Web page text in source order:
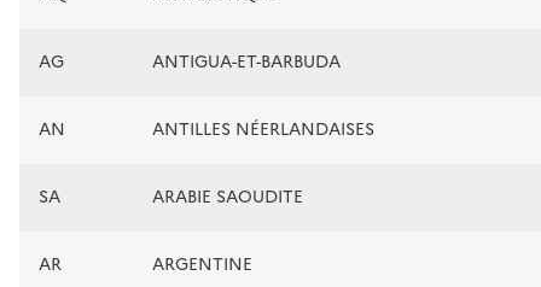
AG ANTIGUA-ET-BARBUDA
AN ANTILLES NÉERLANDAISES
SA ARABIE SAOUDITE
AR ARGENTINE